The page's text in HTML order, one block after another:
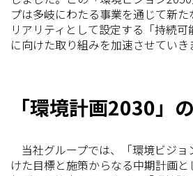
プは多岐にわたる事業を通じて新
リアリティとして設定する「持続可
に向けた取り組みを加速させていき
「環境計画2030」
当社グループでは、「環境ビジョ
けた目標と施策からなる中期計画